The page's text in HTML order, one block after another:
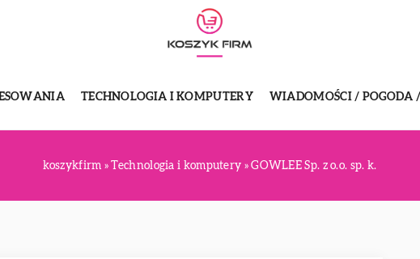
TECHNOLOGIA I KOMPUTERY WIADOMOŚCI / POGODA
koszykfirm »Technologia i komputery »GOWLEE Sp. z o.o. sp. k.